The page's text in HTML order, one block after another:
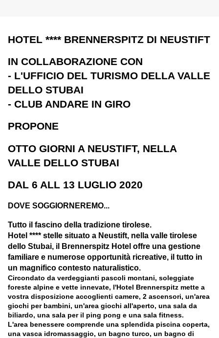
HOTEL **** BRENNERSPITZ DI NEUSTIFT
IN COLLABORAZIONE CON
- L'UFFICIO DEL TURISMO DELLA VALLE
DELLO STUBAI
- CLUB ANDARE IN GIRO
PROPONE
OTTO GIORNI A NEUSTIFT, NELLA
VALLE DELLO STUBAI
DAL 6 ALL 13 LUGLIO 2020
DOVE SOGGIORNEREMO...
Tutto il fascino della tradizione tirolese.
Hotel **** stelle situato a Neustift, nella valle tirolese
dello Stubai, il Brennerspitz Hotel offre una gestione
familiare e numerose opportunità ricreative, il tutto in
un magnifico contesto naturalistico.
Circondato da verdeggianti pascoli montani, soleggiate
foreste alpine e vette innevate, l'Hotel Brennerspitz mette a
vostra disposizione accoglienti camere, 2 ascensori, un'area
giochi per bambini, un'area giochi all'aperto, una sala da
biliardo, una sala per il ping pong e una sala fitness.
L'area benessere comprende una splendida piscina coperta,
una vasca idromassaggio, un bagno turco, un bagno di